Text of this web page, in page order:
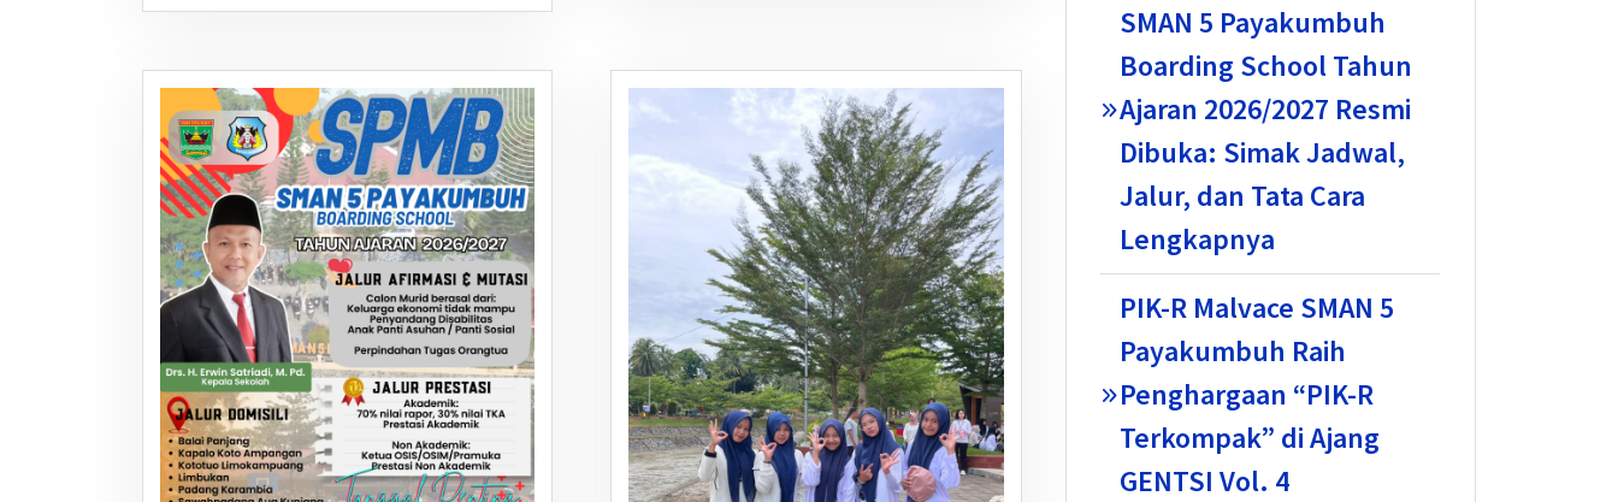
SMAN 5 Payakumbuh
Boarding School Tahun
Ajaran 2026/2027 Resmi
Dibuka: Simak Jadwal,
Jalur, dan Tata Cara
Lengkapnya
PIK-R Malvace SMAN 5
Payakumbuh Raih
Penghargaan “PIK-R
Terkompak” di Ajang
GENTSI Vol. 4